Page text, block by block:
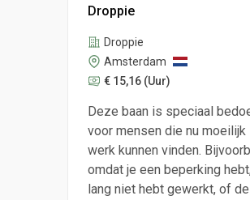
Droppie
Droppie
Amsterdam
€ 15,16 (Uur)
Deze baan is speciaal
voor mensen die nu moeilijk
werk kunnen vinden.
omdat je een beperking
lang niet hebt gewerkt, of de